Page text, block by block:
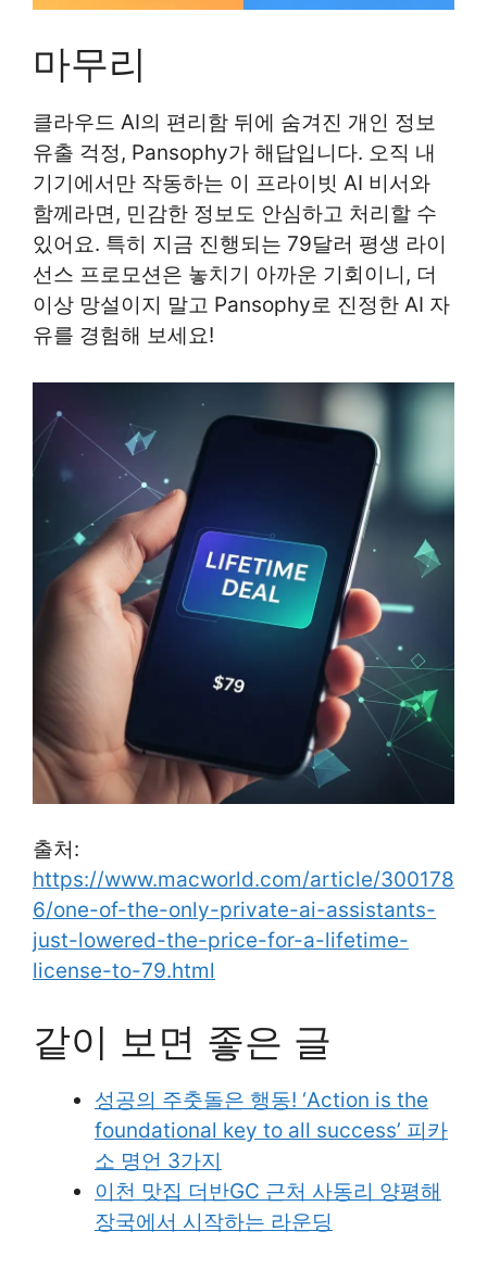
마무리
클라우드 AI의 편리함 뒤에 숨겨진 개인 정보
유출 걱정, Pansophy가 해답입니다. 오직 내
기기에서만 작동하는 이 프라이빗 AI 비서와
함께라면, 민감한 정보도 안심하고 처리할 수
있어요. 특히 지금 진행되는 79달러 평생 라이
선스 프로모션은 놓치기 아까운 기회이니, 더
이상 망설이지 말고 Pansophy로 진정한 AI 자
유를 경험해 보세요!
출처:
https://www.macworld.com/article/300178
6/one-of-the-only-private-ai-assistants-
just-lowered-the-price-for-a-lifetime-
license-to-79.html
같이 보면 좋은 글
성공의 주춧돌은 행동! ‘Action is the
foundational key to all success’ 피카
소 명언 3가지
이천 맛집 더반GC 근처 사동리 양평해
장국에서 시작하는 라운딩